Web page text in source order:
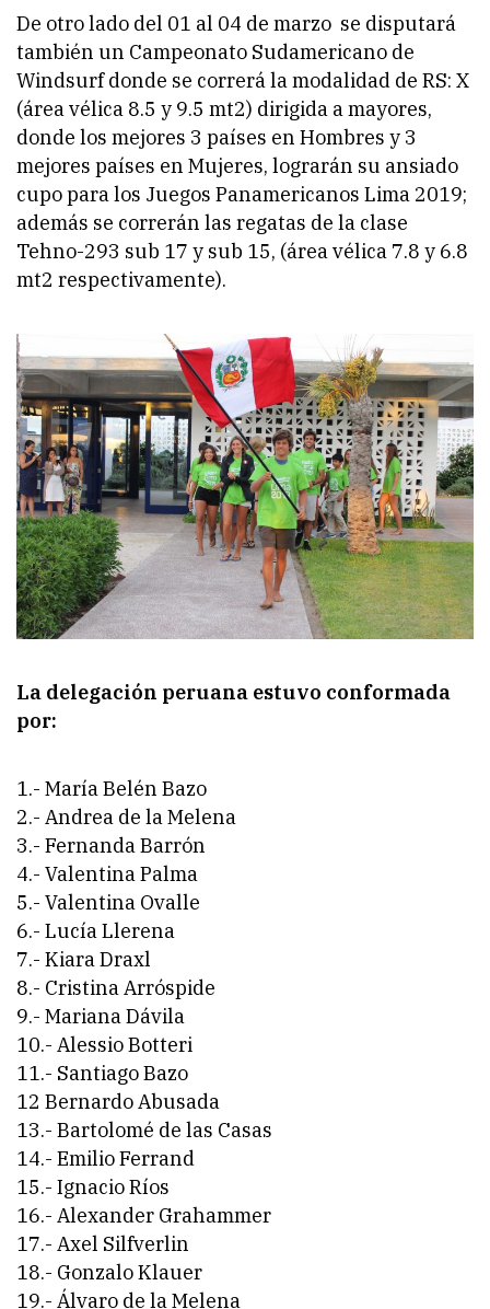
De otro lado del 01 al 04 de marzo se disputará
también un Campeonato Sudamericano de
Windsurf donde se correrá la modalidad de RS: X
(área vélica 8.5 y 9.5 mt2) dirigida a mayores,
donde los mejores 3 países en Hombres y 3
mejores países en Mujeres, lograrán su ansiado
cupo para los Juegos Panamericanos Lima 2019;
además se correrán las regatas de la clase
Tehno-293 sub 17 y sub 15, (área vélica 7.8 y 6.8
mt2 respectivamente).
La delegación peruana estuvo conformada
por:
1.- María Belén Bazo
2.- Andrea de la Melena
3.- Fernanda Barrón
4.- Valentina Palma
5.- Valentina Ovalle
6.- Lucía Llerena
7.- Kiara Draxl
8.- Cristina Arróspide
9.- Mariana Dávila
10.- Alessio Botteri
11.- Santiago Bazo
12 Bernardo Abusada
13.- Bartolomé de las Casas
14.- Emilio Ferrand
15.- Ignacio Ríos
16.- Alexander Grahammer
17.- Axel Silfverlin
18.- Gonzalo Klauer
19.- Álvaro de la Melena